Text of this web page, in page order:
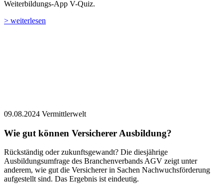
Weiterbildungs-App V-Quiz.
> weiterlesen
09.08.2024 Vermittlerwelt
Wie gut können Versicherer Ausbildung?
Rückständig oder zukunftsgewandt? Die diesjährige
Ausbildungsumfrage des Branchenverbands AGV zeigt unter
anderem, wie gut die Versicherer in Sachen Nachwuchsförderung
aufgestellt sind. Das Ergebnis ist eindeutig.